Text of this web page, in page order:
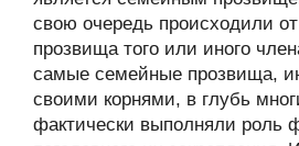
свою очередь происходили
прозвища того или иного
самые семейные прозвища,
своими корнями, в глубь
фактически выполняли роль